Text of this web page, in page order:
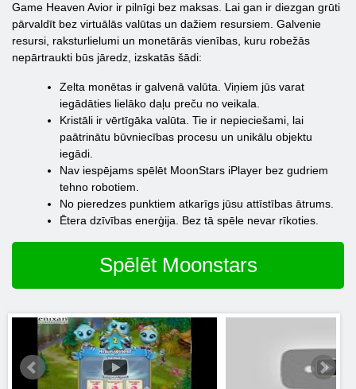
Game Heaven Avior ir pilnīgi bez maksas. Lai gan ir diezgan grūti
pārvaldīt bez virtuālās valūtas un dažiem resursiem. Galvenie
resursi, raksturlielumi un monetārās vienības, kuru robežās
nepārtraukti būs jāredz, izskatās šādi:
Zelta monētas ir galvenā valūta. Viņiem jūs varat
iegādāties lielāko daļu preču no veikala.
Kristāli ir vērtīgāka valūta. Tie ir nepieciešami, lai
paātrinātu būvniecības procesu un unikālu objektu
iegādi.
Nav iespējams spēlēt MoonStars iPlayer bez gudriem
tehno robotiem.
No pieredzes punktiem atkarīgs jūsu attīstības ātrums.
Ētera dzīvības enerģija. Bez tā spēle nevar rīkoties.
Spēlēt Moonstars